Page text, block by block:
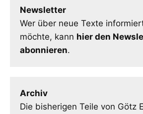
Newsletter
Wer über neue Texte
möchte, kann hier den
abonnieren.
Archiv
Die bisherigen Teile von Götz